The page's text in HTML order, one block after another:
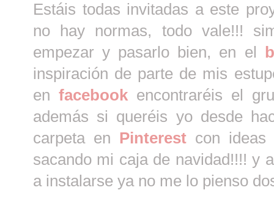
Estáis todas invitadas a este
no hay normas, todo vale!!!
empezar y pasarlo bien, en el
inspiración de parte de mis
enfacebook encontraréis el
además si queréis yo desde
carpeta en Pinterest con
sacando mi caja de navidad!!!! y
a instalarse ya no me lo pienso